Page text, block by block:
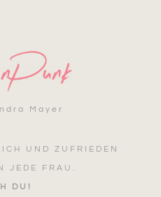
Mayer
UND ZUFRIEDEN
JEDE FRAU.
DU!